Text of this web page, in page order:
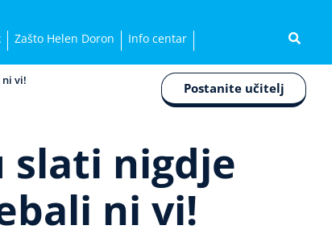
Zašto Helen Doron Info centar
vi! Postanite učitelj
slati nigdje
ni vi!